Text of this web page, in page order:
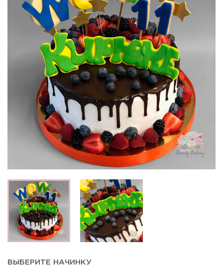
ВЫБЕРИТЕ НАЧИНКУ